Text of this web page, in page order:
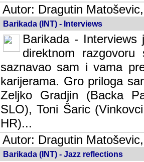
Autor: Dragutin
Barikada (INT) - Interviews
Barikada -
direktnom
saznavao sam i vama
karijerama. Gro priloga
Zeljko Gradjin (Backa
SLO), Toni Šaric
HR)...
Autor: Dragutin
Barikada (INT) - Jazz reflections